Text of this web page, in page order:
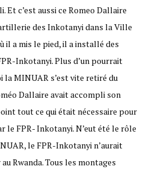
Et c’est aussi ce Romeo Dallaire
des Inkotanyi dans la Ville
il a mis le pied, il a installé des
Inkotanyi. Plus d’un pourrait
MINUAR s’est vite retiré du
Dallaire avait accompli son
tout ce qui était nécessaire pour
le FPR- Inkotanyi. N’eut été le rôle
le FPR-Inkotanyi n’aurait
Rwanda. Tous les montages